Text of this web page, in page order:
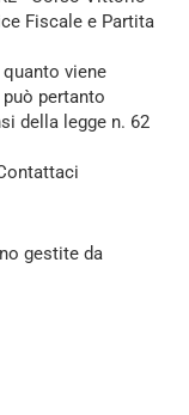
Fiscale e Partita
viene
pertanto
della legge n. 62
gestite da